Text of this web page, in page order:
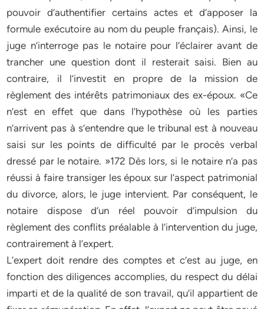
pouvoir d’authentifier certains actes et d’apposer la
formule exécutoire au nom du peuple français). Ainsi, le
juge n’interroge pas le notaire pour l’éclairer avant de
trancher une question dont il resterait saisi. Bien au
contraire, il l’investit en propre de la mission de
règlement des intérêts patrimoniaux des ex-époux. «Ce
n’est en effet que dans l’hypothèse où les parties
n’arrivent pas à s’entendre que le tribunal est à nouveau
saisi sur les points de difficulté par le procès verbal
dressé par le notaire. »172 Dès lors, si le notaire n’a pas
réussi à faire transiger les époux sur l’aspect patrimonial
du divorce, alors, le juge intervient. Par conséquent, le
notaire dispose d’un réel pouvoir d’impulsion du
règlement des conflits préalable à l’intervention du juge,
contrairement à l’expert.
L’expert doit rendre des comptes et c’est au juge, en
fonction des diligences accomplies, du respect du délai
imparti et de la qualité de son travail, qu’il appartient de